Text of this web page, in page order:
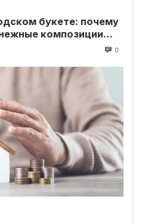
букете: почему
композиции
0